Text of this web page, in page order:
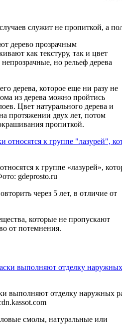
служит не пропиткой, а
дерево прозрачным
как текстуру, так и цвет
но рельеф дерева
дерева, которое еще ни разу не
из дерева можно пройтись
Цвет натурального дерева и
протяжении двух лет, потом
пропиткой.
к группе «лазурей»,
gdeprosto.ru
через 5 лет, в отличие от
которые не пропускают
от потемнения.
выполняют отделку наружных
смолы, натуральные или